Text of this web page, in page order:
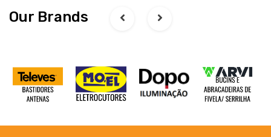
Our Brands